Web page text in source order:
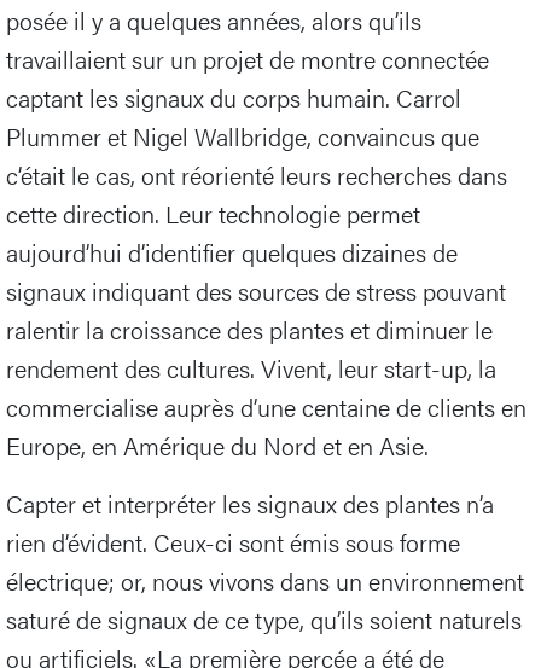
posée il y a quelques années, alors qu’ils
travaillaient sur un projet de montre connectée
captant les signaux du corps humain. Carrol
Plummer et Nigel Wallbridge, convaincus que
c’était le cas, ont réorienté leurs recherches dans
cette direction. Leur technologie permet
aujourd’hui d’identifier quelques dizaines de
signaux indiquant des sources de stress pouvant
ralentir la croissance des plantes et diminuer le
rendement des cultures. Vivent, leur start-up, la
commercialise auprès d’une centaine de clients en
Europe, en Amérique du Nord et en Asie.
Capter et interpréter les signaux des plantes n’a
rien d’évident. Ceux-ci sont émis sous forme
électrique; or, nous vivons dans un environnement
saturé de signaux de ce type, qu’ils soient naturels
ou artificiels. «La première percée a été de